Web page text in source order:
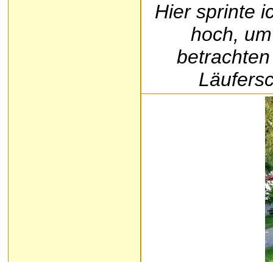
Hier sprinte
hoch,